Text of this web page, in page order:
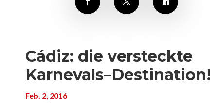
Cádiz: die versteckte
Karnevals–Destination!
Feb. 2, 2016